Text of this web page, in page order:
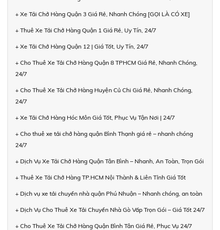
+ Xe Tải Chở Hàng Quận 3 Giá Rẻ, Nhanh Chóng [GỌI LÀ CÓ XE]
+ Thuê Xe Tải Chở Hàng Quận 1 Giá Rẻ, Uy Tín, 24/7
+ Xe Tải Chở Hàng Quận 12 | Giá Tốt, Uy Tín, 24/7
+ Cho Thuê Xe Tải Chở Hàng Quận 8 TPHCM Giá Rẻ, Nhanh Chóng,
24/7
+ Cho Thuê Xe Tải Chở Hàng Huyện Củ Chi Giá Rẻ, Nhanh Chóng,
24/7
+ Xe Tải Chở Hàng Hóc Môn Giá Tốt, Phục Vụ Tận Nơi | 24/7
+ Cho thuê xe tải chở hàng quận Bình Thạnh giá rẻ – nhanh chóng
24/7
+ Dịch Vụ Xe Tải Chở Hàng Quận Tân Bình – Nhanh, An Toàn, Trọn Gói
+ Thuê Xe Tải Chở Hàng TP.HCM Nội Thành & Liên Tỉnh Giá Tốt
+ Dịch vụ xe tải chuyển nhà quận Phú Nhuận – Nhanh chóng, an toàn
+ Dịch Vụ Cho Thuê Xe Tải Chuyển Nhà Gò Vấp Trọn Gói – Giá Tốt 24/7
+ Cho Thuê Xe Tải Chở Hàng Quận Bình Tân Giá Rẻ, Phục Vụ 24/7